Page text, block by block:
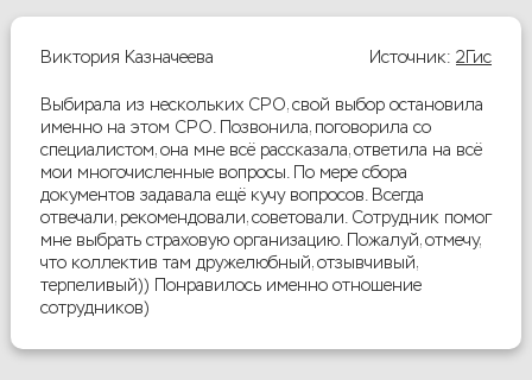
Виктория Казначеева Источник:2Гис
Выбирала из нескольких СРО, свой выбор остановила
именно на этом СРО. Позвонила, поговорила со
специалистом, она мне всё рассказала, ответила на всё
мои многочисленные вопросы. По мере сбора
документов задавала ещё кучу вопросов. Всегда
отвечали, рекомендовали, советовали. Сотрудник помог
мне выбрать страховую организацию. Пожалуй, отмечу,
что коллектив там дружелюбный, отзывчивый,
терпеливый)) Понравилось именно отношение
сотрудников)